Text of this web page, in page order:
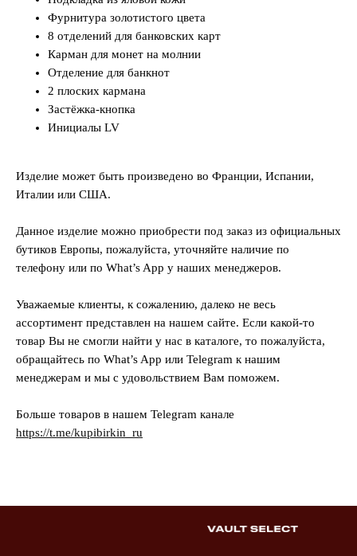
Фурнитура золотистого цвета
8 отделений для банковских карт
Карман для монет на молнии
Отделение для банкнот
2 плоских кармана
Застёжка-кнопка
Инициалы LV
Изделие может быть произведено во Франции, Испании,
Италии или США.
Данное изделие можно приобрести под заказ из официальных
бутиков Европы, пожалуйста, уточняйте наличие по
телефону или по What’s App у наших менеджеров.
Уважаемые клиенты, к сожалению, далеко не весь
ассортимент представлен на нашем сайте. Если какой-то
товар Вы не смогли найти у нас в каталоге, то пожалуйста,
обращайтесь по What’s App или Telegram к нашим
менеджерам и мы с удовольствием Вам поможем.
Больше товаров в нашем Telegram канале
https://t.me/kupibirkin_ru